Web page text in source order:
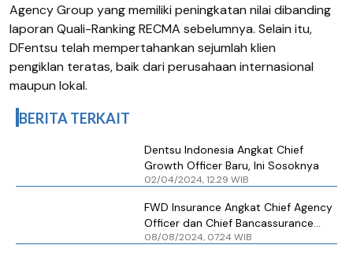
Agency Group yang memiliki peningkatan nilai dibanding
laporan Quali-Ranking RECMA sebelumnya. Selain itu,
DFentsu telah mempertahankan sejumlah klien
pengiklan teratas, baik dari perusahaan internasional
maupun lokal.
BERITA TERKAIT
Dentsu Indonesia Angkat Chief
Growth Officer Baru, Ini Sosoknya
02/04/2024, 12.29 WIB
FWD Insurance Angkat Chief Agency
Officer dan Chief Bancassurance
Officer
08/08/2024, 07.24 WIB